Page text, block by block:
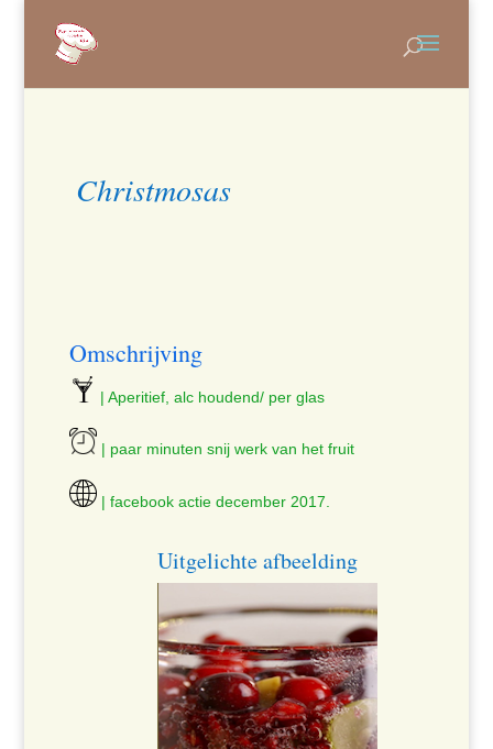
Christmosas
Omschrijving
| Aperitief, alc houdend/ per glas
| paar minuten snij werk van het fruit
| facebook actie december 2017.
Uitgelichte afbeelding